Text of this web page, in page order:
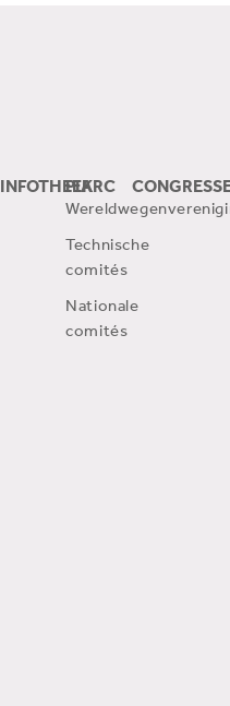
INFOTHEEKPIARC
Technische
comités
Nationale
comités